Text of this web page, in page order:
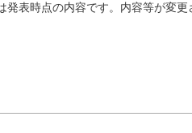
発表時点の内容です。内容等が変更